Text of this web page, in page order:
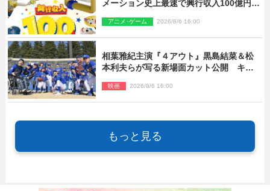
メーション史上最速で興行収入100億円突
アニメ･ゲーム 2026/8/6 16:00
相葉雅紀主演『４アウト』黒島結菜＆松
本利夫らが写る新場面カット公開 キャ
映画 2026/8/6 16:00
もっと見る